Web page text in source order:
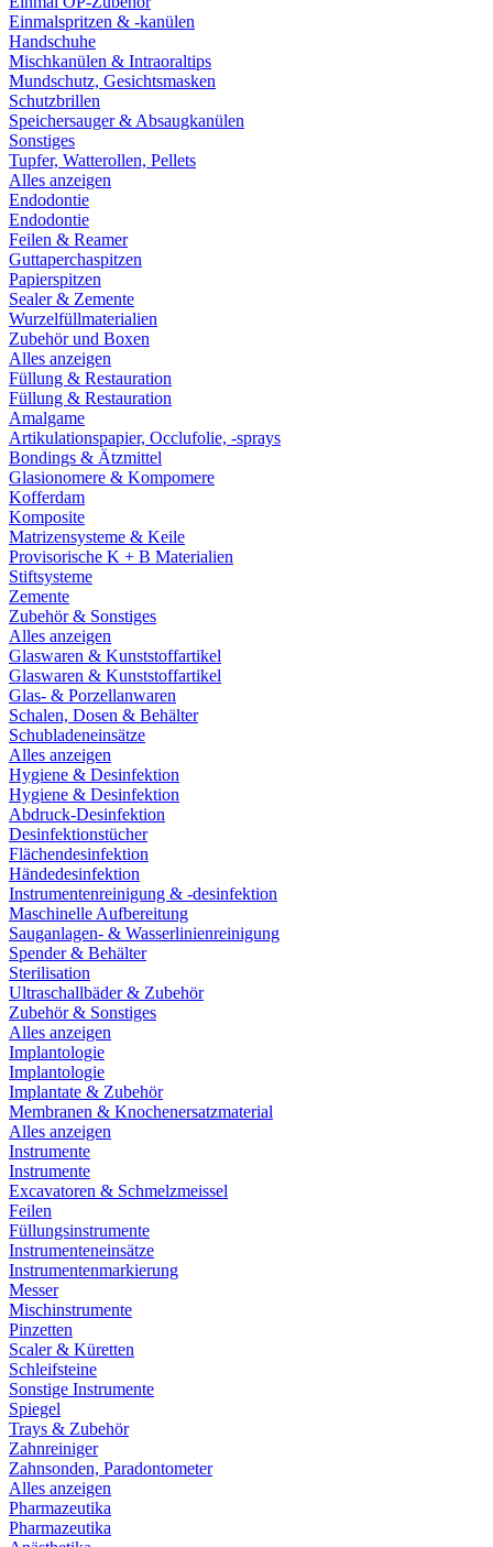
Einmalspritzen & -kanülen
Handschuhe
Mischkanülen & Intraoraltips
Mundschutz, Gesichtsmasken
Schutzbrillen
Speichersauger & Absaugkanülen
Sonstiges
Tupfer, Watterollen, Pellets
Alles anzeigen
Endodontie
Endodontie
Feilen & Reamer
Guttaperchaspitzen
Papierspitzen
Sealer & Zemente
Wurzelfüllmaterialien
Zubehör und Boxen
Alles anzeigen
Füllung & Restauration
Füllung & Restauration
Amalgame
Artikulationspapier, Occlufolie, -sprays
Bondings & Ätzmittel
Glasionomere & Kompomere
Kofferdam
Komposite
Matrizensysteme & Keile
Provisorische K + B Materialien
Stiftsysteme
Zemente
Zubehör & Sonstiges
Alles anzeigen
Glaswaren & Kunststoffartikel
Glaswaren & Kunststoffartikel
Glas- & Porzellanwaren
Schalen, Dosen & Behälter
Schubladeneinsätze
Alles anzeigen
Hygiene & Desinfektion
Hygiene & Desinfektion
Abdruck-Desinfektion
Desinfektionstücher
Flächendesinfektion
Händedesinfektion
Instrumentenreinigung & -desinfektion
Maschinelle Aufbereitung
Sauganlagen- & Wasserlinienreinigung
Spender & Behälter
Sterilisation
Ultraschallbäder & Zubehör
Zubehör & Sonstiges
Alles anzeigen
Implantologie
Implantologie
Implantate & Zubehör
Membranen & Knochenersatzmaterial
Alles anzeigen
Instrumente
Instrumente
Excavatoren & Schmelzmeissel
Feilen
Füllungsinstrumente
Instrumenteneinsätze
Instrumentenmarkierung
Messer
Mischinstrumente
Pinzetten
Scaler & Küretten
Schleifsteine
Sonstige Instrumente
Spiegel
Trays & Zubehör
Zahnreiniger
Zahnsonden, Paradontometer
Alles anzeigen
Pharmazeutika
Pharmazeutika